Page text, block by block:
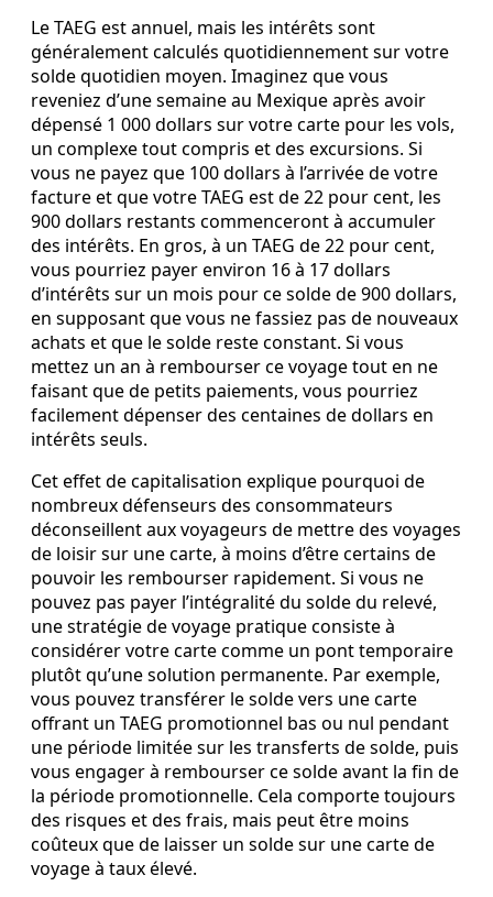
Le TAEG est annuel, mais les intérêts sont
généralement calculés quotidiennement sur votre
solde quotidien moyen. Imaginez que vous
reveniez d’une semaine au Mexique après avoir
dépensé 1 000 dollars sur votre carte pour les vols,
un complexe tout compris et des excursions. Si
vous ne payez que 100 dollars à l’arrivée de votre
facture et que votre TAEG est de 22 pour cent, les
900 dollars restants commenceront à accumuler
des intérêts. En gros, à un TAEG de 22 pour cent,
vous pourriez payer environ 16 à 17 dollars
d’intérêts sur un mois pour ce solde de 900 dollars,
en supposant que vous ne fassiez pas de nouveaux
achats et que le solde reste constant. Si vous
mettez un an à rembourser ce voyage tout en ne
faisant que de petits paiements, vous pourriez
facilement dépenser des centaines de dollars en
intérêts seuls.
Cet effet de capitalisation explique pourquoi de
nombreux défenseurs des consommateurs
déconseillent aux voyageurs de mettre des voyages
de loisir sur une carte, à moins d’être certains de
pouvoir les rembourser rapidement. Si vous ne
pouvez pas payer l’intégralité du solde du relevé,
une stratégie de voyage pratique consiste à
considérer votre carte comme un pont temporaire
plutôt qu’une solution permanente. Par exemple,
vous pouvez transférer le solde vers une carte
offrant un TAEG promotionnel bas ou nul pendant
une période limitée sur les transferts de solde, puis
vous engager à rembourser ce solde avant la fin de
la période promotionnelle. Cela comporte toujours
des risques et des frais, mais peut être moins
coûteux que de laisser un solde sur une carte de
voyage à taux élevé.